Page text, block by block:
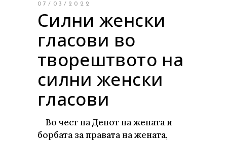
07/03/2022
Силни женски
гласови во
творештвото на
силни женски
гласови
Во чест на Денот на жената и
борбата за правата на жената,